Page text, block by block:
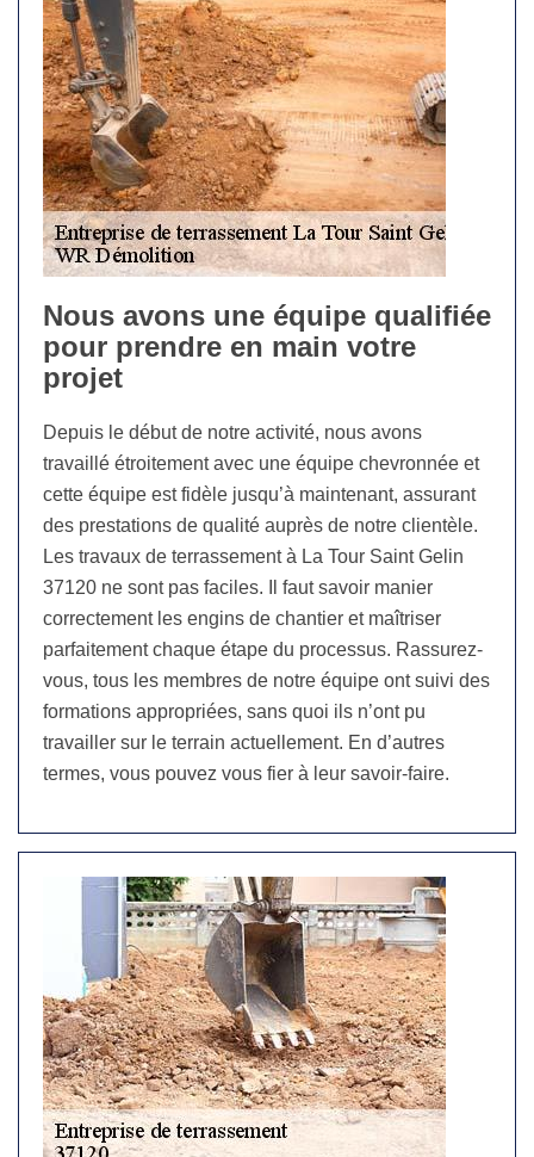
Nous avons une équipe qualifiée
pour prendre en main votre
projet
Depuis le début de notre activité, nous avons
travaillé étroitement avec une équipe chevronnée et
cette équipe est fidèle jusqu’à maintenant, assurant
des prestations de qualité auprès de notre clientèle.
Les travaux de terrassement à La Tour Saint Gelin
37120 ne sont pas faciles. Il faut savoir manier
correctement les engins de chantier et maîtriser
parfaitement chaque étape du processus. Rassurez-
vous, tous les membres de notre équipe ont suivi des
formations appropriées, sans quoi ils n’ont pu
travailler sur le terrain actuellement. En d’autres
termes, vous pouvez vous fier à leur savoir-faire.